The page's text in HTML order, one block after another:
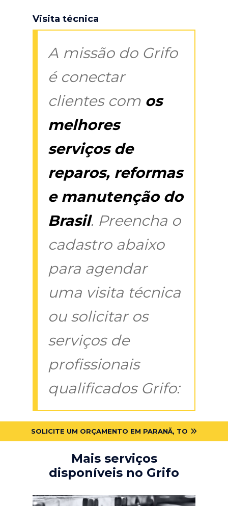
Visita técnica
A missão do Grifo
é conectar
clientes com os
melhores
serviços de
reparos, reformas
e manutenção do
Brasil. Preencha o
cadastro abaixo
para agendar
uma visita técnica
ou solicitar os
serviços de
profissionais
qualificados Grifo:
SOLICITE UM ORÇAMENTO EM PARANÃ, TO
Mais serviços
disponíveis no Grifo